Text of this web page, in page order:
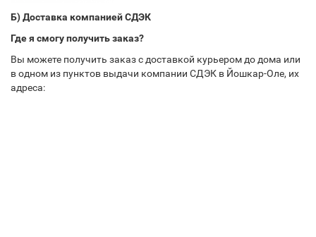
Б) Доставка компанией СДЭК
Где я смогу получить заказ?
Вы можете получить заказ с доставкой курьером до дома или
в одном из пунктов выдачи компании СДЭК в Йошкар-Оле, их
адреса: